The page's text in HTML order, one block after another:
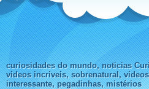
curiosidades do mundo, noticias
videos incriveis, sobrenatural,
interessante, pegadinhas, mistérios